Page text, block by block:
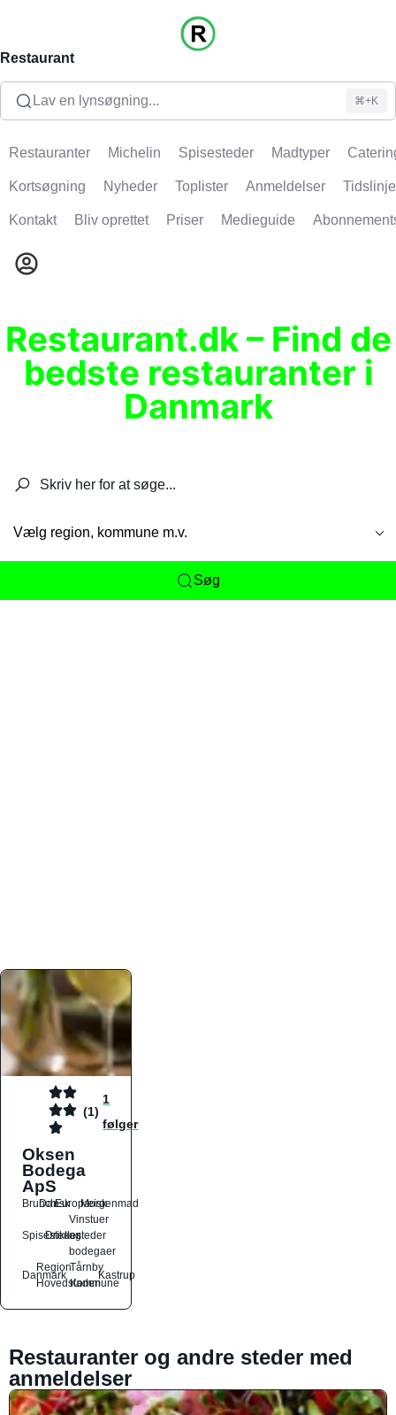
Restaurant
Lav en lynsøgning... ⌘+K
Restauranter Michelin Spisesteder Madtyper
Kortsøgning Nyheder Toplister Anmeldelser Tidslinje
Kontakt Bliv oprettet Priser Medieguide
Restaurant.dk – Find de
bedste restauranter i
Danmark
Vælg region, kommune m.v.
Søg
(1)
1
følger
Oksen
Bodega
ApS
Brunch
DanskEuropæiskMorgenmad
Spisesteder
Drikkesteder
Vinstuer
og
bodegaer
Danmark
Region
Hovedstaden
Tårnby
Kommune
Kastrup
Restauranter og andre steder med
anmeldelser